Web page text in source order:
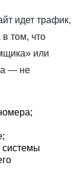
идет трафик,
в том, что
или
— не
системы